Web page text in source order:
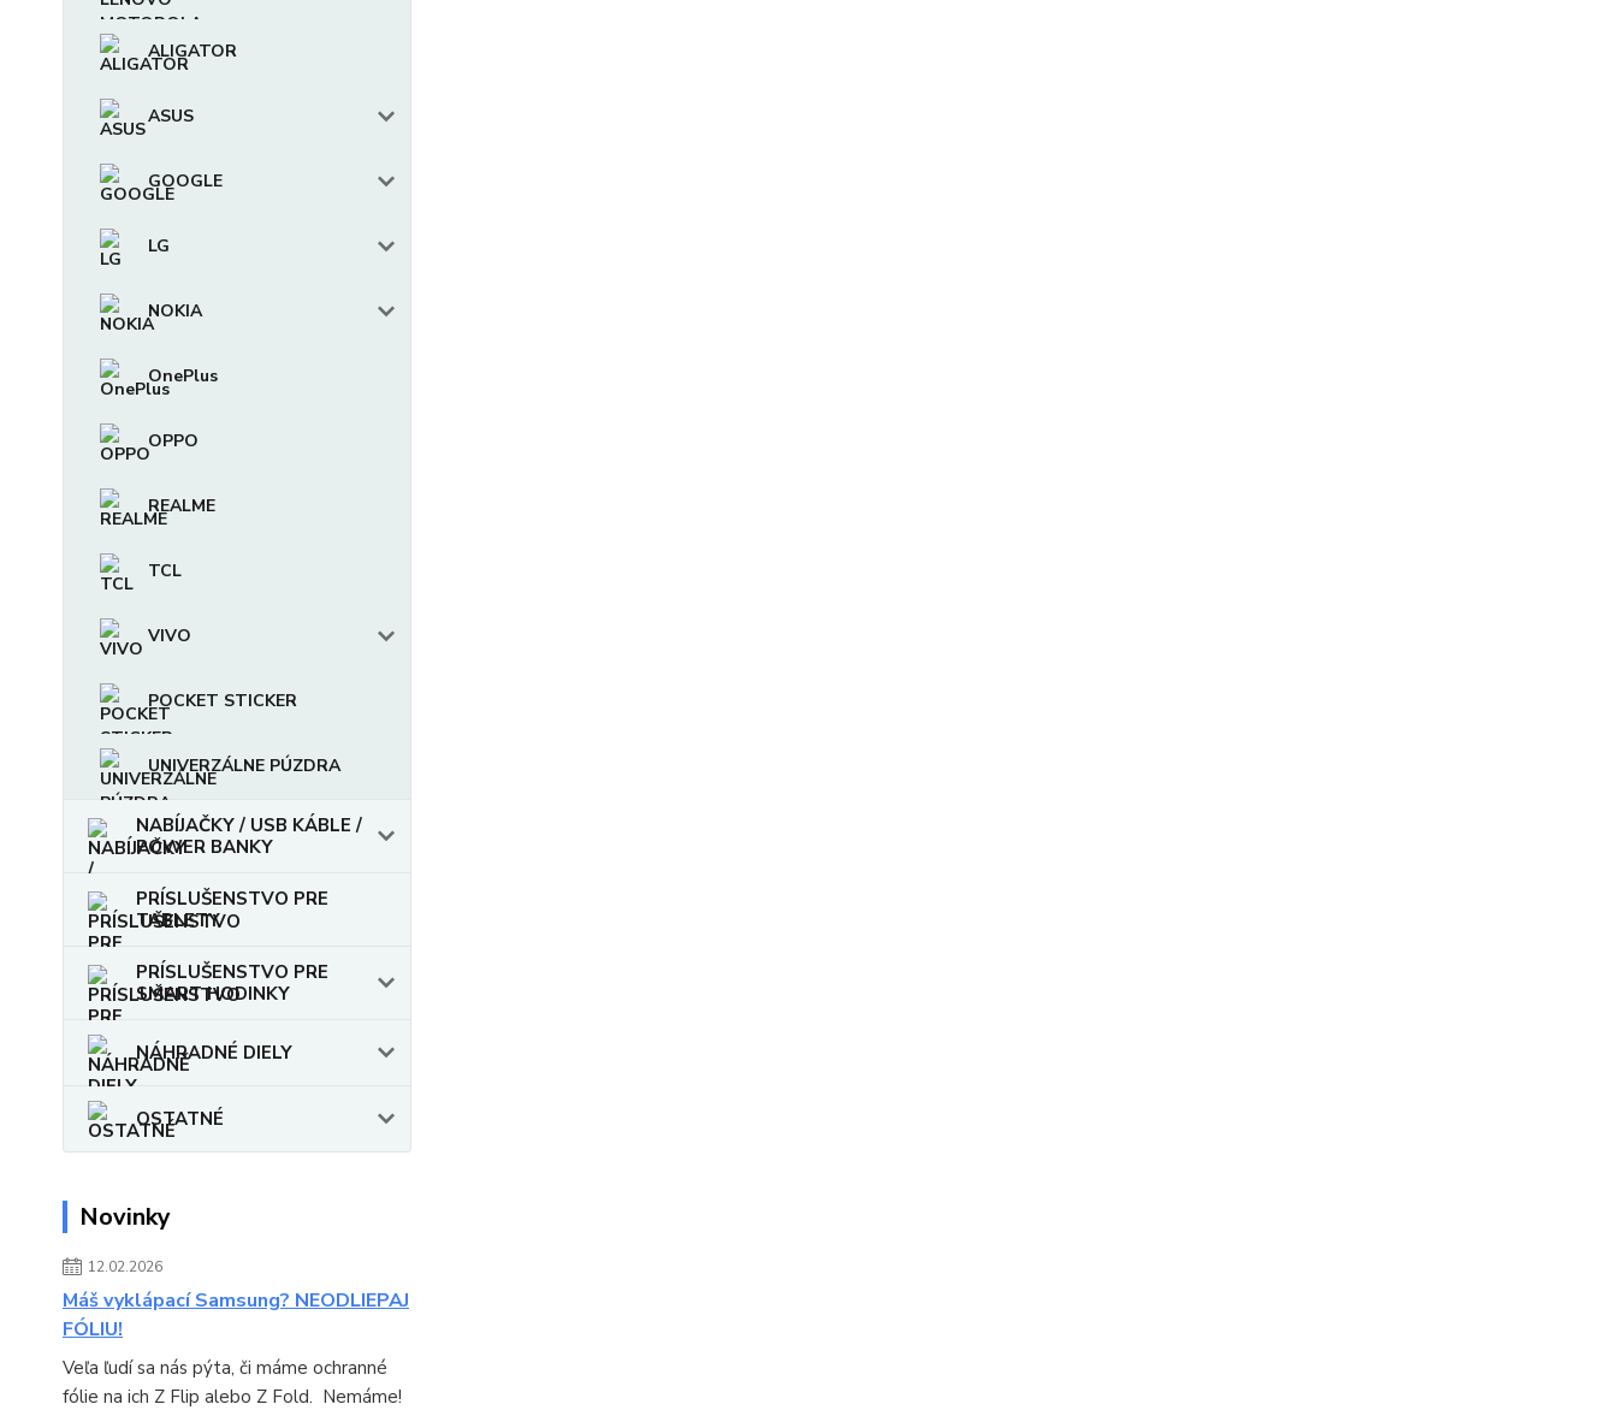
ALIGATOR
ASUS
GOOGLE
LG
NOKIA
OnePlus
OPPO
REALME
TCL
VIVO
POCKET STICKER
UNIVERZÁLNE PÚZDRA
NABÍJAČKY / USB KÁBLE /
POWER BANKY
PRÍSLUŠENSTVO PRE
TABLETY
PRÍSLUŠENSTVO PRE
SMART HODINKY
NÁHRADNÉ DIELY
OSTATNÉ
Novinky
12.02.2026
Máš vyklápací Samsung? NEODLIEPAJ
FÓLIU!
Veľa ľudí sa nás pýta, či máme ochranné
fólie na ich Z Flip alebo Z Fold. Nemáme!